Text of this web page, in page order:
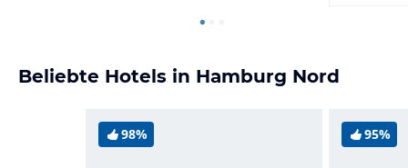
Beliebte Hotels in Hamburg Nord
98% 95%